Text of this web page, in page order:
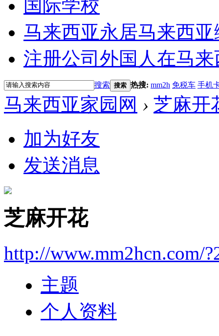
国际学校
马来西亚永居马来西
注册公司 外国人在马
搜索 搜索 热搜: mm2h 免税车 手机
马来西亚家园网 › 芝麻开
加为好友
发送消息
芝麻开花
http://www.mm2hcn.com/
主题
个人资料